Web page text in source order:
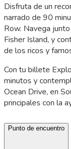
Disfruta de un
narrado de 90
Row. Navega
Fisher Island, y
de los ricos y
Con tu billete
minutos y
Ocean Drive, en
principales con la
Punto de encuentro